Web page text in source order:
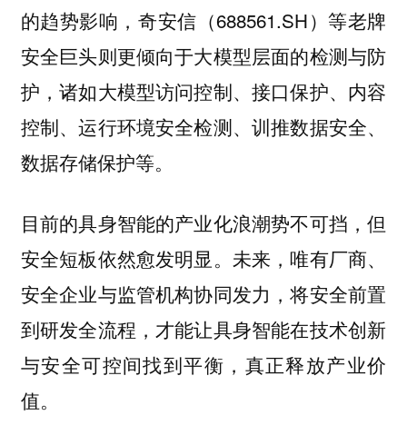
的趋势影响，奇安信（688561.SH）等老牌
安全巨头则更倾向于大模型层面的检测与防
护，诸如大模型访问控制、接口保护、内容
控制、运行环境安全检测、训推数据安全、
数据存储保护等。
目前的具身智能的产业化浪潮势不可挡，但
安全短板依然愈发明显。未来，唯有厂商、
安全企业与监管机构协同发力，将安全前置
到研发全流程，才能让具身智能在技术创新
与安全可控间找到平衡，真正释放产业价
值。